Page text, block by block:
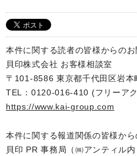
本件に関する読者の皆様からの
貝印株式会社 お客様相談室
〒101-8586 東京都千代田区岩
TEL：0120-016-410 (フリーア
https://www.kai-group.com
本件に関する報道関係の皆様か
貝印 PR 事務局（㈱アンティル内